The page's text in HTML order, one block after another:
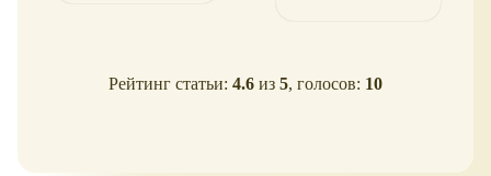
Рейтинг статьи: 4.6 из 5, голосов: 10